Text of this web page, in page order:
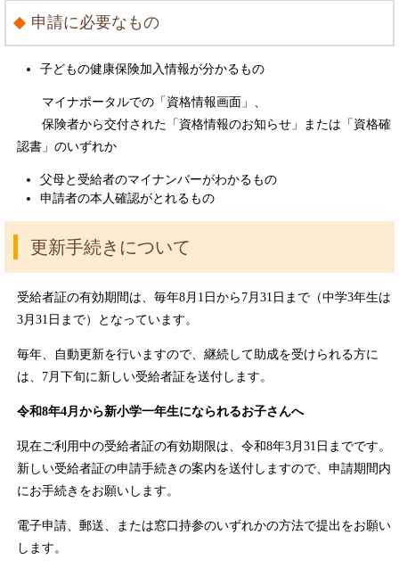
申請に必要なもの
子どもの健康保険加入情報が分かるもの
マイナポータルでの「資格情報画面」、
保険者から交付された「資格情報のお知らせ」または「資格確
認書」のいずれか
父母と受給者のマイナンバーがわかるもの
申請者の本人確認がとれるもの
更新手続きについて
受給者証の有効期間は、毎年8月1日から7月31日まで（中学3年生は
3月31日まで）となっています。
毎年、自動更新を行いますので、継続して助成を受けられる方に
は、7月下旬に新しい受給者証を送付します。
令和8年4月から新小学一年生になられるお子さんへ
現在ご利用中の受給者証の有効期限は、令和8年3月31日までです。
新しい受給者証の申請手続きの案内を送付しますので、申請期間内
にお手続きをお願いします。
電子申請、郵送、または窓口持参のいずれかの方法で提出をお願い
します。